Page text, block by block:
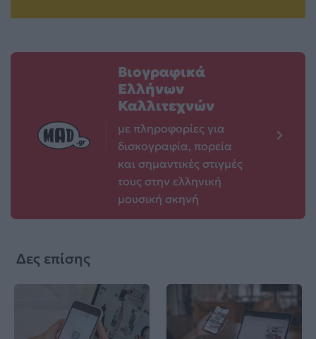
Βιογραφικά
Ελλήνων
Καλλιτεχνών
με πληροφορίες για
δισκογραφία, πορεία
και σημαντικές στιγμές
τους στην ελληνική
μουσική σκηνή
Δες επίσης